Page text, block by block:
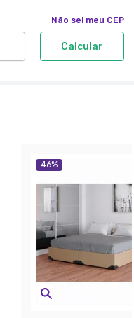
Não sei meu CEP
Calcular
46%